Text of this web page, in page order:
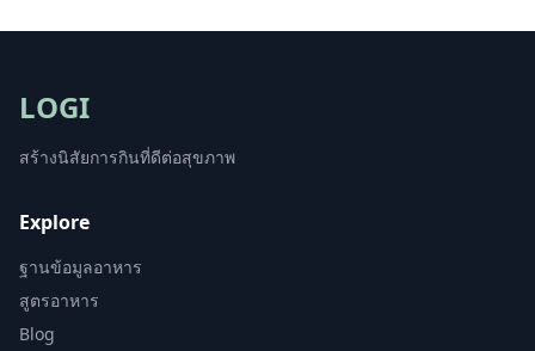
LOGI
สร้างนิสัยการกินที่ดีต่อสุขภาพ
Explore
ฐานข้อมูลอาหาร
สูตรอาหาร
Blog